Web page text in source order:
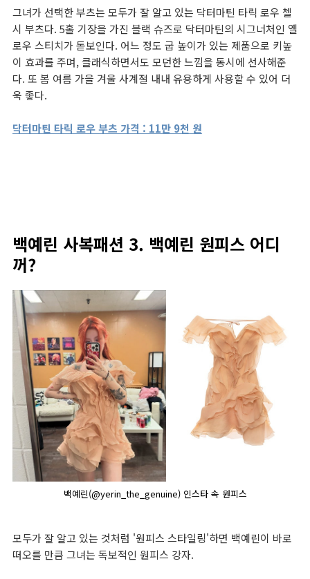
그녀가 선택한 부츠는 모두가 잘 알고 있는 닥터마틴 타릭 로우 첼
시 부츠다. 5홀 기장을 가진 블랙 슈즈로 닥터마틴의 시그너처인 옐
로우 스티치가 돋보인다. 어느 정도 굽 높이가 있는 제품으로 키높
이 효과를 주며, 클래식하면서도 모던한 느낌을 동시에 선사해준
다. 또 봄 여름 가을 겨울 사계절 내내 유용하게 사용할 수 있어 더
욱 좋다.
닥터마틴 타릭 로우 부츠 가격 : 11만 9천 원
백예린 사복패션 3. 백예린 원피스 어디
꺼?
백예린(@yerin_the_genuine) 인스타 속 원피스
모두가 잘 알고 있는 것처럼 '원피스 스타일링'하면 백예린이 바로
떠오를 만큼 그녀는 독보적인 원피스 강자.